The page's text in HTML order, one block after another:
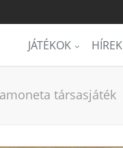
JÁTÉKOK HÍREK
társasjáték